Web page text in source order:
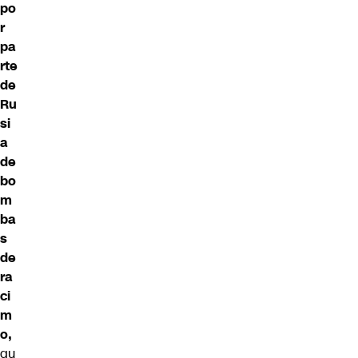
po
r
pa
rte
de
Ru
si
a
de
bo
m
ba
s
de
ra
ci
m
o,
qu